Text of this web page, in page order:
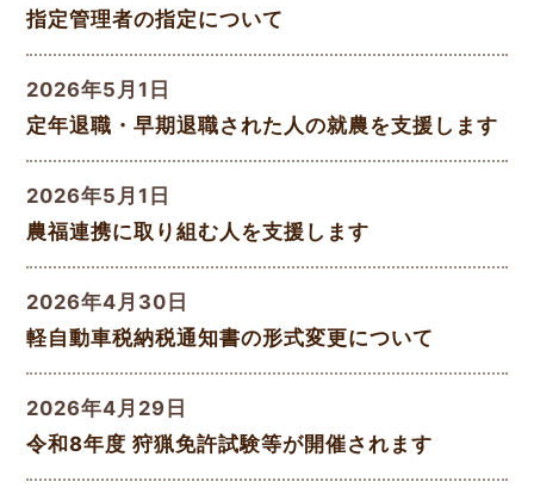
指定管理者の指定について
2026年5月1日
定年退職・早期退職された人の就農を支援します
2026年5月1日
農福連携に取り組む人を支援します
2026年4月30日
軽自動車税納税通知書の形式変更について
2026年4月29日
令和8年度 狩猟免許試験等が開催されます